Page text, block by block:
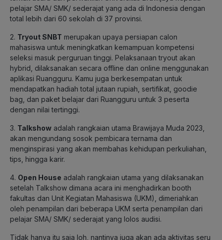
pelajar SMA/ SMK/ sederajat yang ada di Indonesia dengan
total lebih dari 60 sekolah di 37 provinsi.
2. Tryout SNBT merupakan upaya persiapan calon
mahasiswa untuk meningkatkan kemampuan kompetensi
seleksi masuk perguruan tinggi. Pelaksanaan tryout akan
hybrid, dilaksanakan secara offline dan online menggunakan
aplikasi Ruangguru. Kamu juga berkesempatan untuk
mendapatkan hadiah total jutaan rupiah, sertifikat, goodie
bag, dan paket belajar dari Ruangguru untuk 3 peserta
dengan nilai tertinggi.
3. Talkshow adalah rangkaian utama Brawijaya Muda 2023,
akan mengundang sosok pembicara ternama dan
menginspirasi yang akan membahas kehidupan perkuliahan,
tips, hingga karir.
4. Open House adalah rangkaian utama yang dilaksanakan
setelah Talkshow dimana acara ini menghadirkan booth
fakultas dan Unit Kegiatan Mahasiswa (UKM), dimeriahkan
oleh penampilan dari beberapa UKM serta penampilan dari
pelajar SMA/ SMK/ sederajat yang lolos audisi.
Tidak hanya itu saja loh, nantinya juga akan ada aktivitas seru